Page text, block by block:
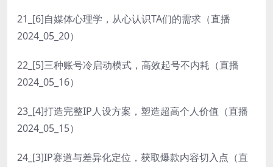
21_[6]自媒体心理学，从心认识TA们的需求（直播
2024_05_20）
22_[5]三种账号冷启动模式，高效起号不内耗（直播
2024_05_16）
23_[4]打造完整IP人设方案，塑造超高个人价值（直播
2024_05_15）
24_[3]IP赛道与差异化定位，获取爆款内容切入点（直